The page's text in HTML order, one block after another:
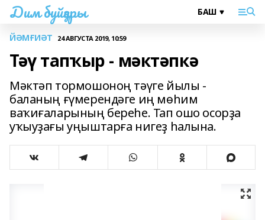
Дим буйҙары
ЙӘМҒИӘТ 24 АВГУСТА 2019, 10:59
Тәү тапҡыр - мәктәпкә
Мәктәп тормошоноң тәүге йылы -
баланың ғүмерендәге иң мөһим
ваҡиғаларының береһе. Тап ошо осорҙа
уҡыуҙағы уңыштарға нигеҙ һалына.